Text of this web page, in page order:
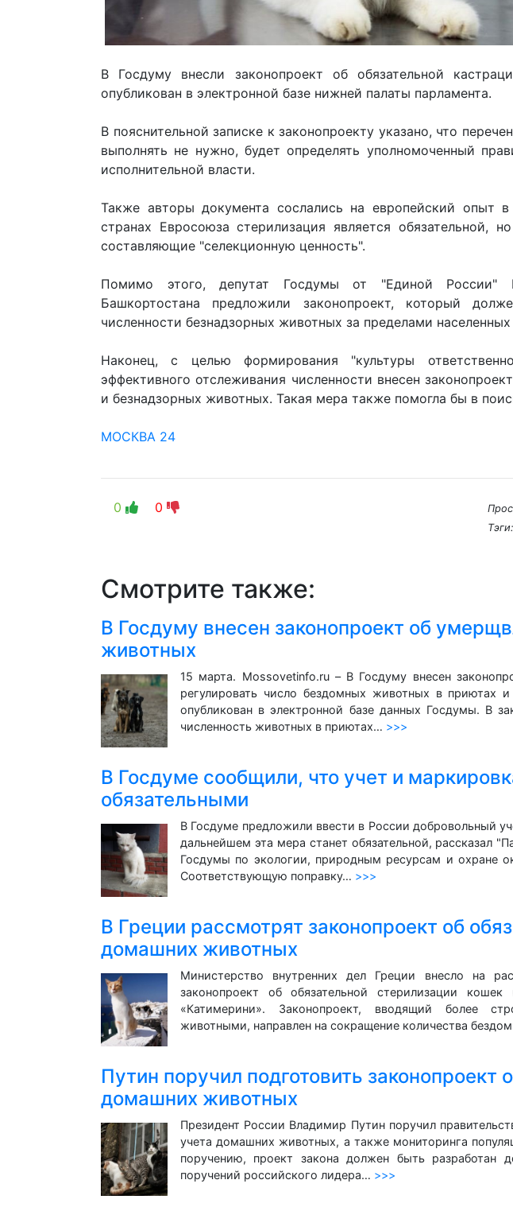
В Госдуму внесли законопроект об обязательной
опубликован в электронной базе нижней палаты парламента.
В пояснительной записке к законопроекту указано, что
выполнять не нужно, будет определять уполномоченный
исполнительной власти.
Также авторы документа сослались на европейский опыт
странах Евросоюза стерилизация является обязательной,
составляющие "селекционную ценность".
Помимо этого, депутат Госдумы от "Единой России"
Башкортостана предложили законопроект, который
численности безнадзорных животных за пределами населенных
Наконец, с целью формирования "культуры
эффективного отслеживания численности внесен
и безнадзорных животных. Такая мера также помогла бы в
МОСКВА 24
0 0
Тэги:
Смотрите также:
В Госдуму внесен законопроект об
животных
15 марта. Mossovetinfo.ru – В Госдуму внесен
регулировать число бездомных животных в приютах
опубликован в электронной базе данных Госдумы. В
численность животных в приютах… >>>
В Госдуме сообщили, что учет и
обязательными
В Госдуме предложили ввести в России добровольный
дальнейшем эта мера станет обязательной, рассказал
Госдумы по экологии, природным ресурсам и охране
Соответствующую поправку… >>>
В Греции рассмотрят законопроект об
домашних животных
Министерство внутренних дел Греции внесло на
законопроект об обязательной стерилизации
«Катимерини». Законопроект, вводящий более
животными, направлен на сокращение количества
Путин поручил подготовить законопроект
домашних животных
Президент России Владимир Путин поручил
учета домашних животных, а также мониторинга
поручению, проект закона должен быть разработан
поручений российского лидера… >>>